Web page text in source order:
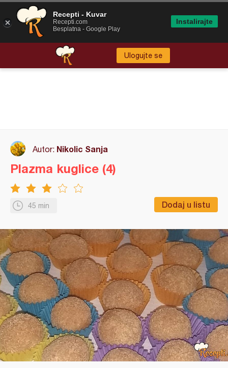
Ulogujte se
Autor: Nikolic Sanja
45 min Dodaj u listu
Plazma kuglice (4)
Recepti - Kuvar
Recepti.com
Besplatna - Google Play
Instalirajte